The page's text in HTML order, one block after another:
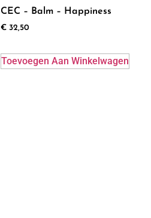
CEC – Balm – Happiness
€ 32,50
Toevoegen Aan Winkelwagen